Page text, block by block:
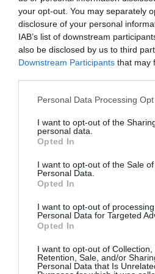
your opt-out. You may separately
disclosure of your personal
IAB’s list of downstream
also be disclosed by us to third
Downstream Participants that may
Personal Data Processing
I want to opt-out of the
personal data.
Opted In
I want to opt-out of the Sale
Personal Data.
Opted In
I want to opt-out of
Personal Data for Targeted
Opted In
I want to opt-out of Collection,
Retention, Sale, and/or
Personal Data that Is
Syriza e
lager. "Queste strutture
senso di umanità, con lo
ogni ragionevolezza" dice il
governo, come la
poliziotti impegnati in quelle
stati accusati di abusi nei
Secondo Amnesty
giugno 2013 120 mila
e controllate con l'etnic
razzista.